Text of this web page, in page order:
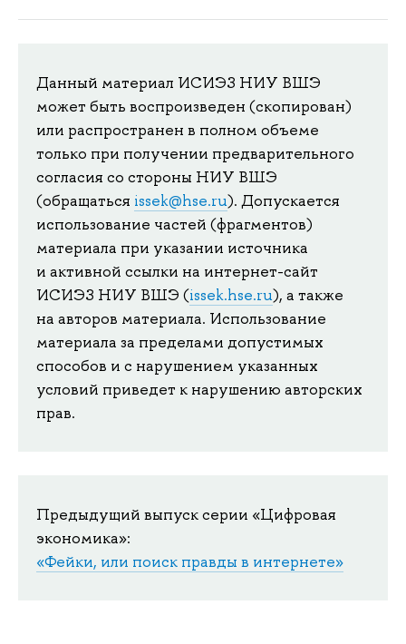
Данный материал ИСИЭЗ НИУ ВШЭ
может быть воспроизведен (скопирован)
или распространен в полном объеме
только при получении предварительного
согласия со стороны НИУ ВШЭ
(обращаться issek@hse.ru). Допускается
использование частей (фрагментов)
материала при указании источника
и активной ссылки на интернет-сайт
ИСИЭЗ НИУ ВШЭ (issek.hse.ru), а также
на авторов материала. Использование
материала за пределами допустимых
способов и с нарушением указанных
условий приведет к нарушению авторских
прав.
Предыдущий выпуск серии «Цифровая
экономика»:
«Фейки, или поиск правды в интернете»